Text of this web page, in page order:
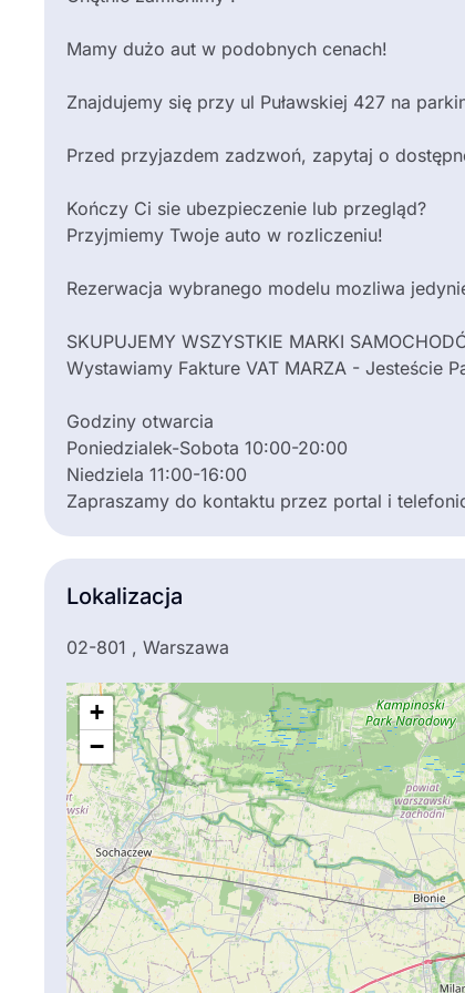
Mamy dużo aut w podobnych cenach!
Znajdujemy się przy ul Puławskiej 427 na
Przed przyjazdem zadzwoń, zapytaj o
Kończy Ci sie ubezpieczenie lub przegląd?
Przyjmiemy Twoje auto w rozliczeniu!
Rezerwacja wybranego modelu mozliwa
SKUPUJEMY WSZYSTKIE MARKI
Wystawiamy Fakture VAT MARZA - Jesteście
Godziny otwarcia
Poniedzialek-Sobota 10:00-20:00
Niedziela 11:00-16:00
Zapraszamy do kontaktu przez portal i
Lokalizacja
02-801 , Warszawa
+
−